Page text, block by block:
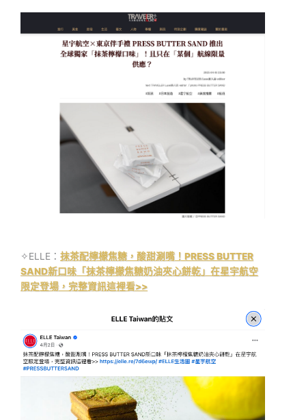
✧ELLE： 抹茶配檸檬焦糖，酸甜涮嘴！PRESS BUTTER
SAND新口味「抹茶檸檬焦糖奶油夾心餅乾」在星宇航空
限定登場，完整資訊這裡看>>